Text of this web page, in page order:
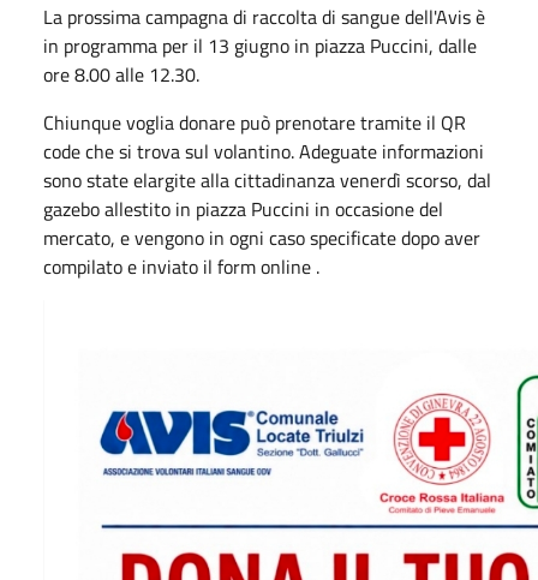
La prossima campagna di raccolta di sangue dell'Avis è
in programma per il 13 giugno in piazza Puccini, dalle
ore 8.00 alle 12.30.
Chiunque voglia donare può prenotare tramite il QR
code che si trova sul volantino. Adeguate informazioni
sono state elargite alla cittadinanza venerdì scorso, dal
gazebo allestito in piazza Puccini in occasione del
mercato, e vengono in ogni caso specificate dopo aver
compilato e inviato il form online .